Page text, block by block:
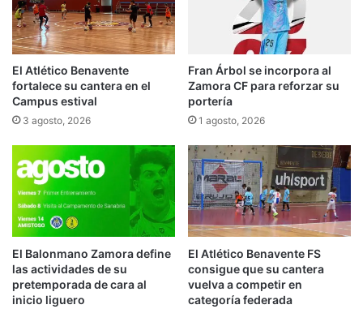
El Atlético Benavente
fortalece su cantera en el
Campus estival
3 agosto, 2026
Fran Árbol se incorpora al
Zamora CF para reforzar su
portería
1 agosto, 2026
El Balonmano Zamora define
las actividades de su
pretemporada de cara al
inicio liguero
El Atlético Benavente FS
consigue que su cantera
vuelva a competir en
categoría federada